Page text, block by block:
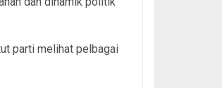
parti melihat pelbagai